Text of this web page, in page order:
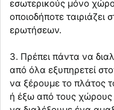
εσωτερικούς μόνο
οποιοδήποτε ταιριάζει
ερωτήσεων.
3. Πρέπει πάντα να
από όλα εξυπηρετεί
να ξέρουμε το πλάτος
ή έξω από τους χώρους